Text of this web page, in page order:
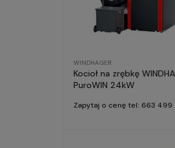
WINDHAGER
Kocioł na zrębkę
PuroWIN 24kW
Zapytaj o cenę tel: 663 499